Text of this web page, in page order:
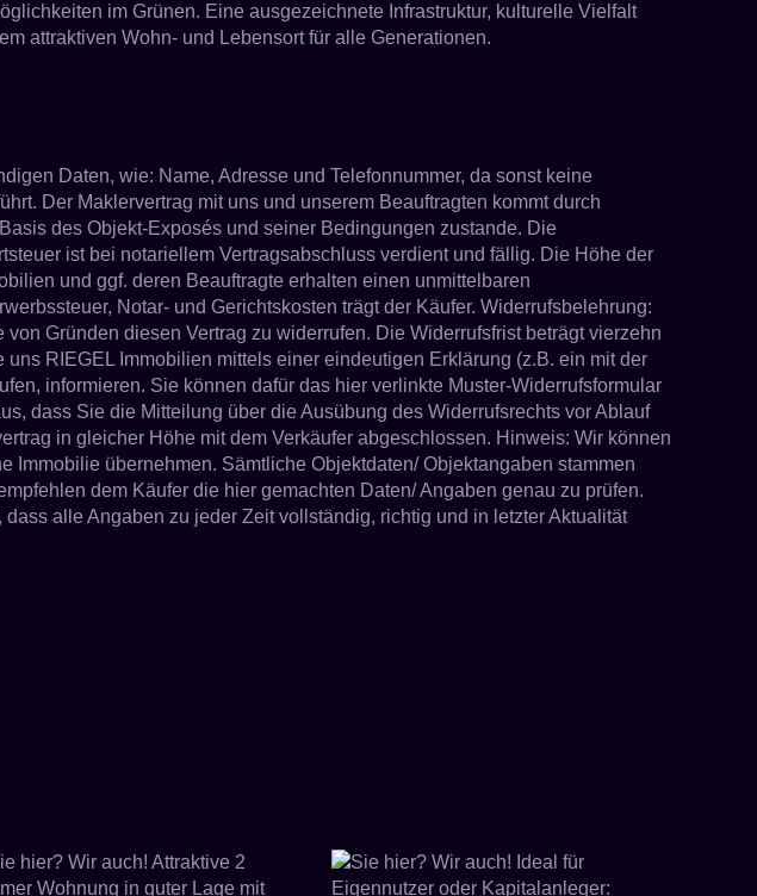
im Grünen. Eine ausgezeichnete Infrastruktur, kulturelle Vielfalt
attraktiven Wohn- und Lebensort für alle Generationen.
Daten, wie: Name, Adresse und Telefonnummer, da sonst keine
Der Maklervertrag mit uns und unserem Beauftragten kommt durch
des Objekt-Exposés und seiner Bedingungen zustande. Die
ist bei notariellem Vertragsabschluss verdient und fällig. Die Höhe der
und ggf. deren Beauftragte erhalten einen unmittelbaren
Notar- und Gerichtskosten trägt der Käufer. Widerrufsbelehrung:
Gründen diesen Vertrag zu widerrufen. Die Widerrufsfrist beträgt vierzehn
RIEGEL Immobilien mittels einer eindeutigen Erklärung (z.B. ein mit der
informieren. Sie können dafür das hier verlinkte Muster-Widerrufsformular
dass Sie die Mitteilung über die Ausübung des Widerrufsrechts vor Ablauf
in gleicher Höhe mit dem Verkäufer abgeschlossen. Hinweis: Wir können
übernehmen. Sämtliche Objektdaten/ Objektangaben stammen
dem Käufer die hier gemachten Daten/ Angaben genau zu prüfen.
alle Angaben zu jeder Zeit vollständig, richtig und in letzter Aktualität